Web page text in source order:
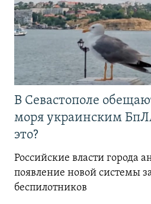
В Севастополе
моря украинским
это?
Российские власти города
появление новой системы
беспилотников